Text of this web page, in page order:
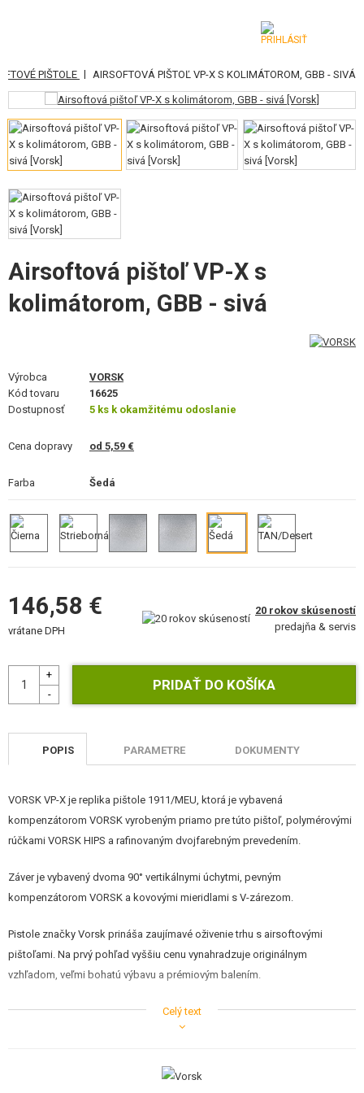
KATEGÓRIE
AIRSOFTOVÉ ZBRANE
VZDUCHOVÉ ZBRANE, PRAKY
GRANÁTOMETY, GRANÁTY
GULIČKY, PLYN
AKUMULÁTORY, NABÍJAČKY
ZÁSOBNÍKY, PLNIČKY
VÝSTROJ, UNIFORMY, PÚZDRA
MASKOVANIE, FARBY, PÁSKY
VYSIELAČKY, HEADSETY, KAMERY
DOPLNKY K ZBRANIAM, POPRUHY
NÁHRADNÉ DIELY ZBRANÍ, UPGRADE
SERVIS A ÚDRŽBA ZBRANÍ
TERČE, STRELNICE
OUTDOOR A BUSHCRAFT
JEDLO
ZĽAVY, AKCIE
KONTAKT
PIŠTOLE | AIRSOFTOVÁ PIŠTOĽ VP-X S KOLIMÁTOROM, GBB - SIVÁ
Airsoftová pištoľ VP-X s
kolimátorom, GBB - sivá
Výrobca
VORSK
Kód tovaru
16625
Dostupnosť
5 ks k okamžitému odoslanie
Cena dopravy od 5,59 €
Farba Šedá
146,58 €
vrátane DPH
20 rokov skúseností
predajňa & servis
POPIS PARAMETRE DOKUMENTY
VORSK VP-X je replika pištole 1911/MEU, ktorá je vybavená
kompenzátorom VORSK vyrobeným priamo pre túto pištoľ, polymérovými
rúčkami VORSK HIPS a rafinovaným dvojfarebným prevedením.
Záver je vybavený dvoma 90° vertikálnymi úchytmi, pevným
kompenzátorom VORSK a kovovými mieridlami s V-zárezom.
Pistole značky Vorsk prináša zaujímavé oživenie trhu s airsoftovými
pištoľami. Na prvý pohľad vyššiu cenu vynahradzuje originálnym
vzhľadom, veľmi bohatú výbavu a prémiovým balením.
Ide o airsoftovú pištoľ, ktorá je poháňaná stlačeným plynom. Je však
možné zakúpiť aj zásobník aj na CO2 bombičky. Niektoré modely
Celý text